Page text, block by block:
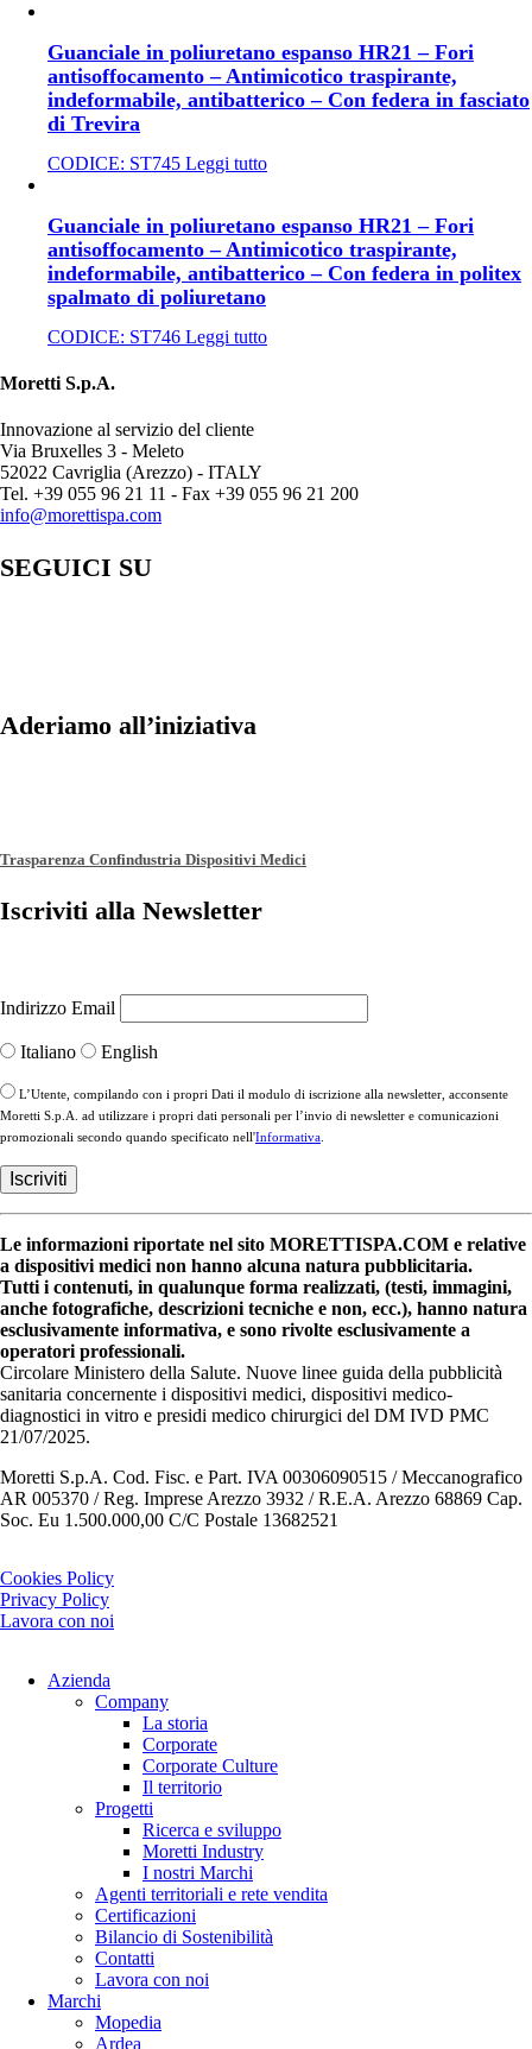
Guanciale in poliuretano espanso HR21 – Fori
antisoffocamento – Antimicotico traspirante,
indeformabile, antibatterico – Con federa in fasciato
di Trevira
CODICE: ST745 Leggi tutto
Guanciale in poliuretano espanso HR21 – Fori
antisoffocamento – Antimicotico traspirante,
indeformabile, antibatterico – Con federa in politex
spalmato di poliuretano
CODICE: ST746 Leggi tutto
Moretti S.p.A.
Innovazione al servizio del cliente
Via Bruxelles 3 - Meleto
52022 Cavriglia (Arezzo) - ITALY
Tel. +39 055 96 21 11 - Fax +39 055 96 21 200
info@morettispa.com
SEGUICI SU
Aderiamo all’iniziativa
Trasparenza Confindustria Dispositivi Medici
Iscriviti alla Newsletter
Indirizzo Email
Italiano English
L’Utente, compilando con i propri Dati il modulo di iscrizione alla newsletter, acconsente
Moretti S.p.A. ad utilizzare i propri dati personali per l’invio di newsletter e comunicazioni
promozionali secondo quando specificato nell'Informativa
Le informazioni riportate nel sito MORETTISPA.COM e relative
a dispositivi medici non hanno alcuna natura pubblicitaria.
Tutti i contenuti, in qualunque forma realizzati, (testi, immagini,
anche fotografiche, descrizioni tecniche e non, ecc.), hanno natura
esclusivamente informativa, e sono rivolte esclusivamente a
operatori professionali.
Circolare Ministero della Salute. Nuove linee guida della pubblicità
sanitaria concernente i dispositivi medici, dispositivi medico-
diagnostici in vitro e presidi medico chirurgici del DM IVD PMC
21/07/2025.
Moretti S.p.A. Cod. Fisc. e Part. IVA 00306090515 / Meccanografico
AR 005370 / Reg. Imprese Arezzo 3932 / R.E.A. Arezzo 68869 Cap.
Soc. Eu 1.500.000,00 C/C Postale 13682521
Cookies Policy
Privacy Policy
Lavora con noi
Azienda
Company
La storia
Corporate
Corporate Culture
Il territorio
Progetti
Ricerca e sviluppo
Moretti Industry
I nostri Marchi
Agenti territoriali e rete vendita
Certificazioni
Bilancio di Sostenibilità
Contatti
Lavora con noi
Marchi
Mopedia
Ardea